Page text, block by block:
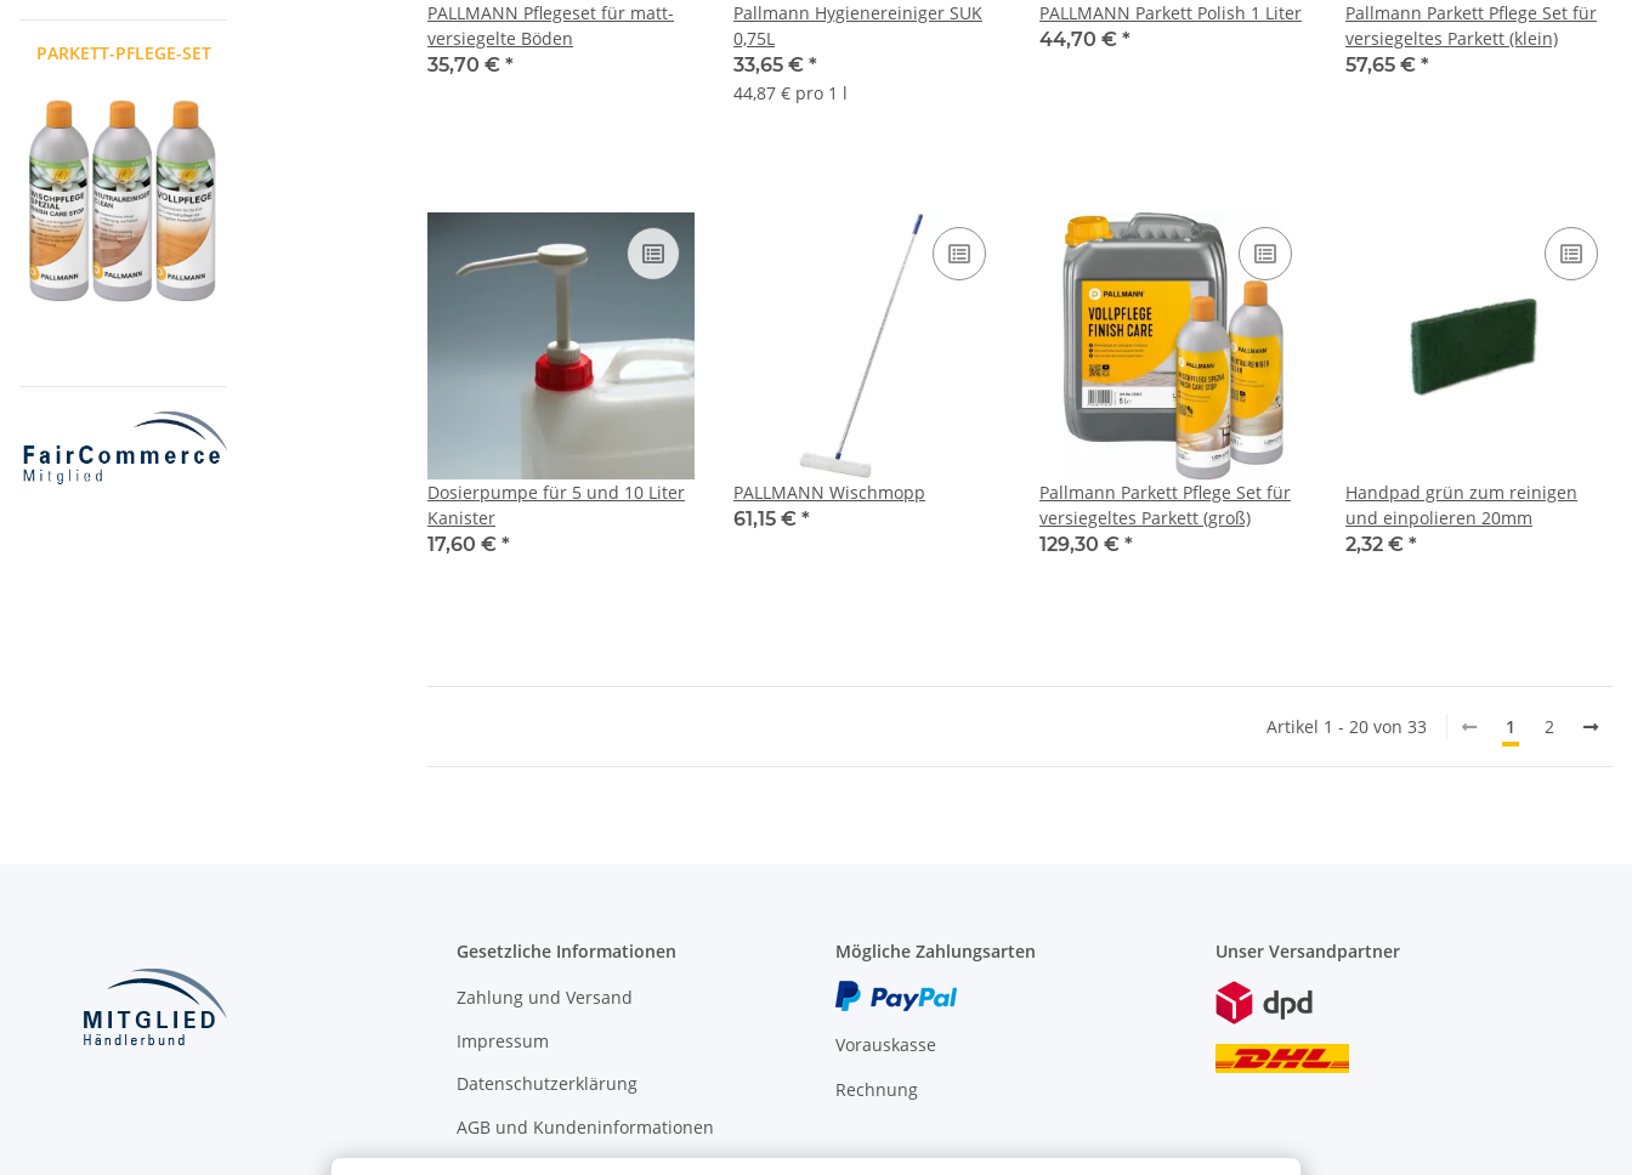
PALLMANN Pflegeset für matt-
versiegelte Böden
35,70 € *
Pallmann Hygienereiniger SUK
0,75L
33,65 € *
44,87 € pro 1 l
PALLMANN Parkett Polish 1 Liter
44,70 € *
Pallmann Parkett Pflege Set für
versiegeltes Parkett (klein)
57,65 € *
Dosierpumpe für 5 und 10 Liter
Kanister
17,60 € *
PALLMANN Wischmopp
61,15 € *
Pallmann Parkett Pflege Set für
versiegeltes Parkett (groß)
129,30 € *
Handpad grün zum reinigen
und einpolieren 20mm
2,32 € *
Artikel 1 - 20 von 33 1 2
PARKETT-PFLEGE-SET
Gesetzliche Informationen
Zahlung und Versand
Impressum
Datenschutzerklärung
AGB und Kundeninformationen
Mögliche Zahlungsarten
Vorauskasse
Rechnung
Unser Versandpartner